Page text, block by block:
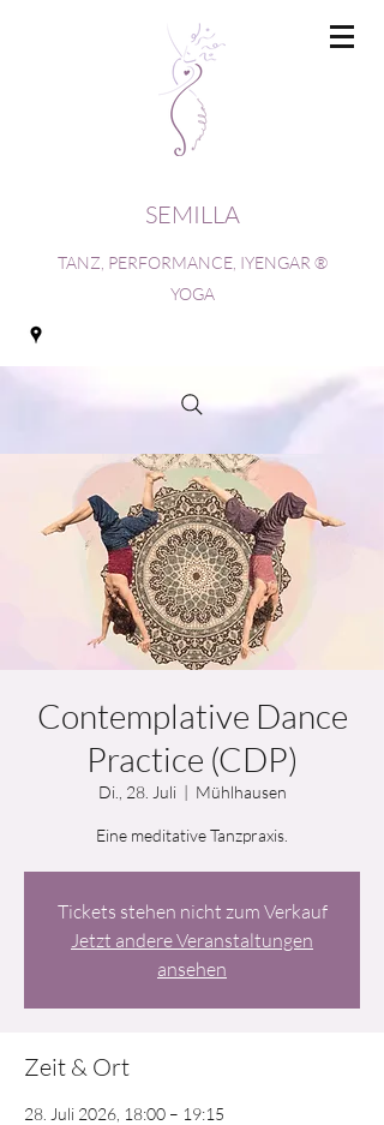
SEMILLA
TANZ, PERFORMANCE, IYENGAR ®
YOGA
Contemplative Dance
Practice (CDP)
Di., 28. Juli
  |
Mühlhausen
Eine meditative Tanzpraxis.
Tickets stehen nicht zum Verkauf
Jetzt andere Veranstaltungen
ansehen
Zeit & Ort
28. Juli 2026, 18:00 – 19:15